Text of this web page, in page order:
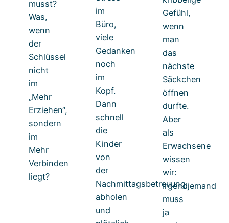
musst?
Was,
wenn
der
Schlüssel
nicht
im
„Mehr
Erziehen“,
sondern
im
Mehr
Verbinden
liegt?
im
Büro,
viele
Gedanken
noch
im
Kopf.
Dann
schnell
die
Kinder
von
der
Nachmittagsbetreuung
abholen
und
Gefühl,
wenn
man
das
nächste
Säckchen
öffnen
durfte.
Aber
als
Erwachsene
wissen
wir:
Irgendjemand
muss
ja